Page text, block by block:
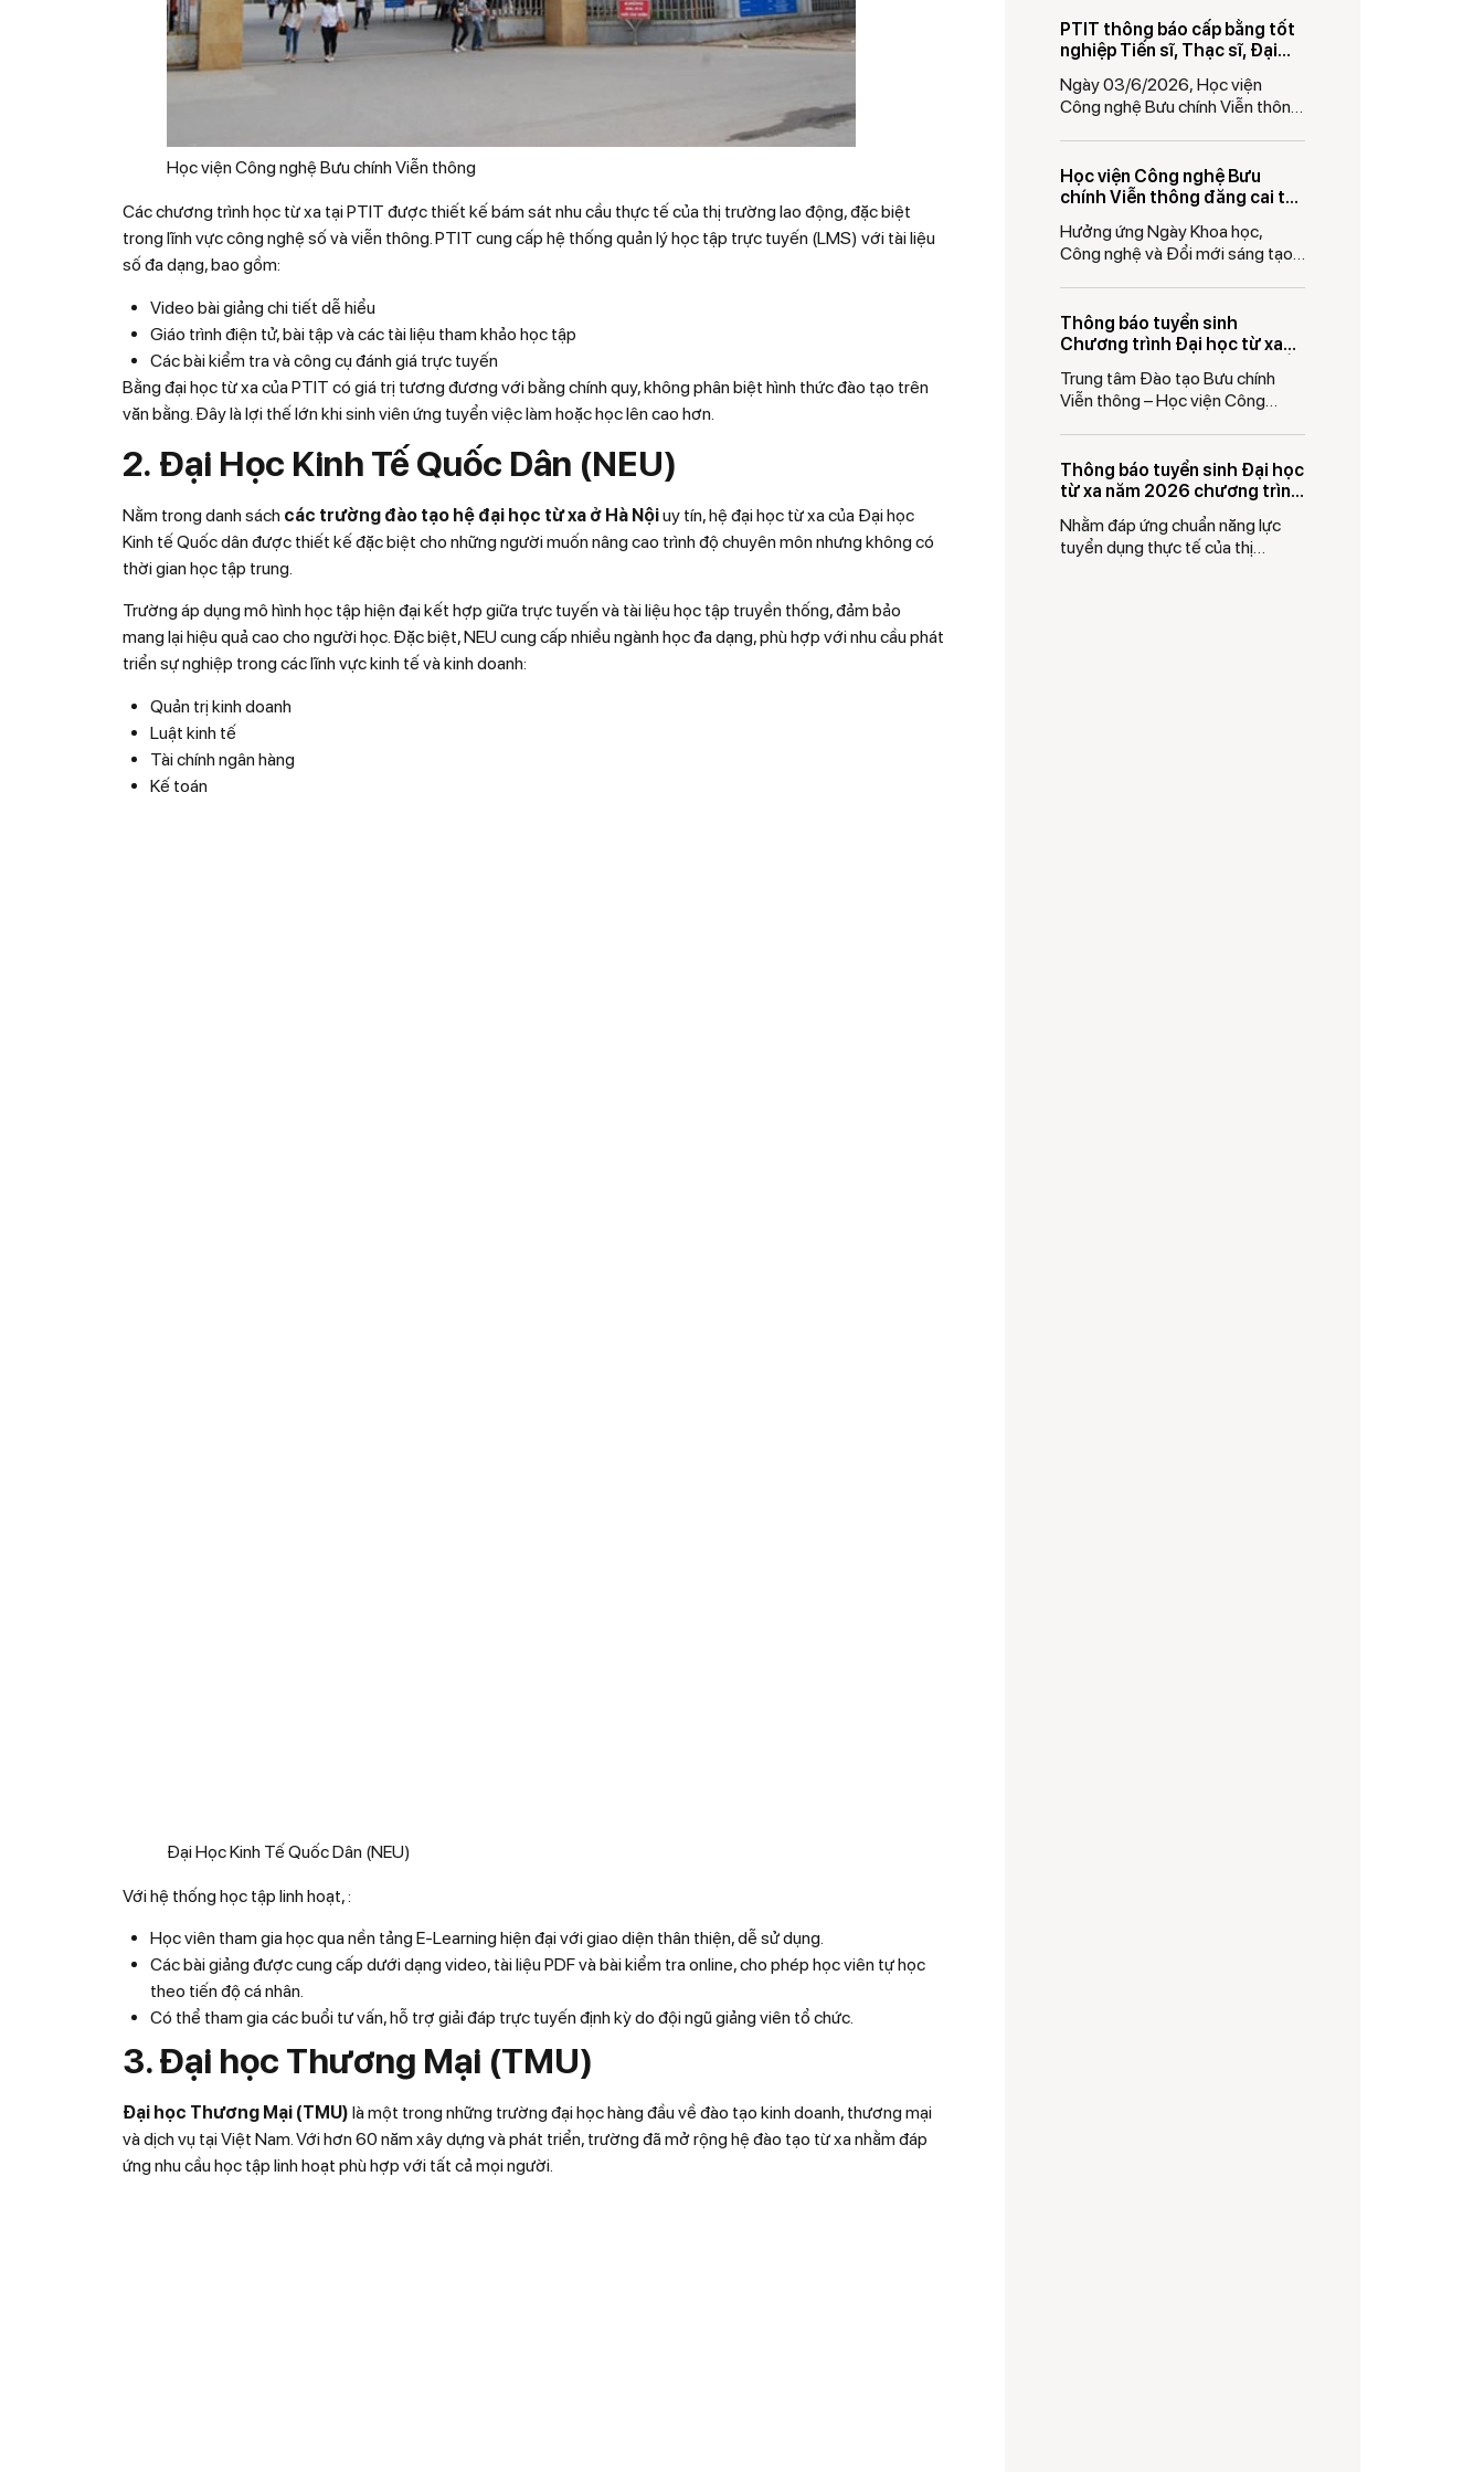
Học viện Công nghệ Bưu chính Viễn thông
Các chương trình học từ xa tại PTIT được thiết kế bám sát nhu cầu thực tế của thị trường lao động, đặc biệt
trong lĩnh vực công nghệ số và viễn thông. PTIT cung cấp hệ thống quản lý học tập trực tuyến (LMS) với tài liệu
số đa dạng, bao gồm:
Video bài giảng chi tiết dễ hiểu
Giáo trình điện tử, bài tập và các tài liệu tham khảo học tập
Các bài kiểm tra và công cụ đánh giá trực tuyến
Bằng đại học từ xa của PTIT có giá trị tương đương với bằng chính quy, không phân biệt hình thức đào tạo trên
văn bằng. Đây là lợi thế lớn khi sinh viên ứng tuyển việc làm hoặc học lên cao hơn.
2. Đại Học Kinh Tế Quốc Dân (NEU)
Nằm trong danh sách các trường đào tạo hệ đại học từ xa ở Hà Nộiuy tín, hệ đại học từ xa của Đại học
Kinh tế Quốc dân được thiết kế đặc biệt cho những người muốn nâng cao trình độ chuyên môn nhưng không có
thời gian học tập trung.
Trường áp dụng mô hình học tập hiện đại kết hợp giữa trực tuyến và tài liệu học tập truyền thống, đảm bảo
mang lại hiệu quả cao cho người học. Đặc biệt, NEU cung cấp nhiều ngành học đa dạng, phù hợp với nhu cầu phát
triển sự nghiệp trong các lĩnh vực kinh tế và kinh doanh:
Quản trị kinh doanh
Luật kinh tế
Tài chính ngân hàng
Kế toán
Đại Học Kinh Tế Quốc Dân (NEU)
Với hệ thống học tập linh hoạt, :
Học viên tham gia học qua nền tảng E-Learning hiện đại với giao diện thân thiện, dễ sử dụng.
Các bài giảng được cung cấp dưới dạng video, tài liệu PDF và bài kiểm tra online, cho phép học viên tự học
theo tiến độ cá nhân.
Có thể tham gia các buổi tư vấn, hỗ trợ giải đáp trực tuyến định kỳ do đội ngũ giảng viên tổ chức.
3. Đại học Thương Mại (TMU)
Đại học Thương Mại (TMU) là một trong những trường đại học hàng đầu về đào tạo kinh doanh, thương mại
và dịch vụ tại Việt Nam. Với hơn 60 năm xây dựng và phát triển, trường đã mở rộng hệ đào tạo từ xa nhằm đáp
ứng nhu cầu học tập linh hoạt phù hợp với tất cả mọi người.
PTIT thông báo cấp bằng tốt
nghiệp Tiến sĩ, Thạc sĩ, Đại
Ngày 03/6/2026, Học viện
Công nghệ Bưu chính Viễn thông
Học viện Công nghệ Bưu
chính Viễn thông đăng cai tổ
học và Công nghệ 2026: Lan
tỏa tri thức, kết nối dữ liệu và
Hưởng ứng Ngày Khoa học,
Công nghệ và Đổi mới sáng tạo
Thông báo tuyển sinh
Chương trình Đại học từ xa
tế năm 2026
Trung tâm Đào tạo Bưu chính
Viễn thông – Học viện Công
Thông báo tuyển sinh Đại học
từ xa năm 2026 chương trình
Uni-Biz Elite: Học và làm theo
dự án thực tế
Nhằm đáp ứng chuẩn năng lực
tuyển dụng thực tế của thị